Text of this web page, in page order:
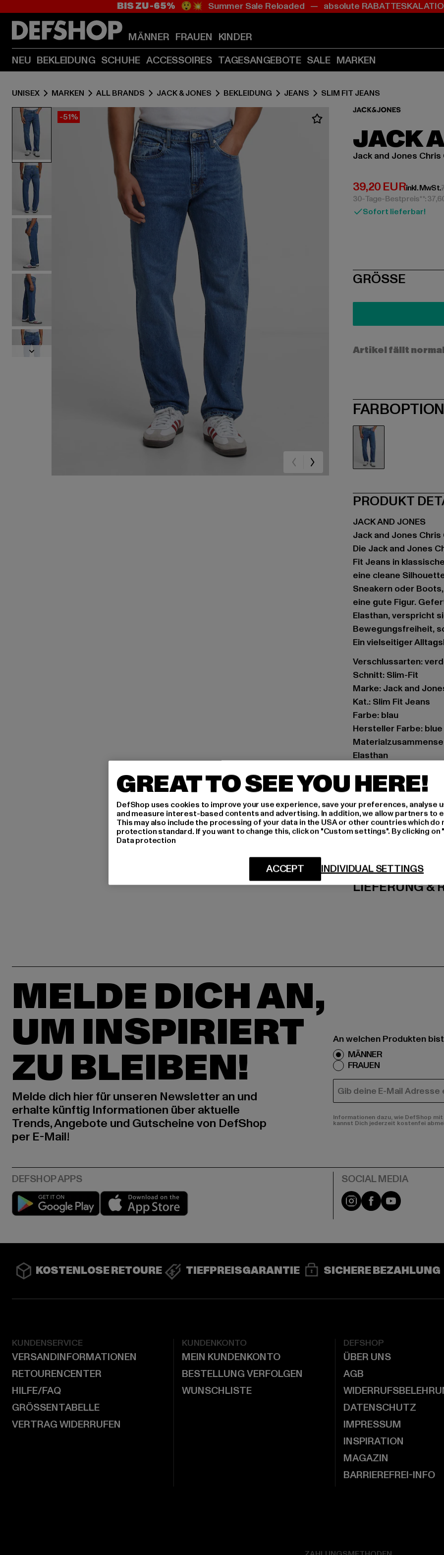
Zum
(Enter
drücken)
Zum
(Enter
drücken)
BIS ZU -65% 😲💥 Summer Sale Reloaded — absolute
MÄNNER FRAUEN KINDER
NEU BEKLEIDUNG SCHUHE ACCESSOIRES TAGESANGEBOTE SALE MARKEN
UNISEX MARKEN ALL BRANDS JACK & JONES BEKLEIDUNG JEANS SLIM FIT JEANS
-51%
JACK
Jack and Jones
39,20 EUR
Derzeitiger Preis:
inkl. MwSt.
30-Tage-Bestpreis**:
Sofort lieferbar!
SIZE
GRÖSSE
Artikel fällt
PRODUKT
JACK AND JONES
Jack and Jones
Die Jack and Jones
Fit Jeans in
eine cleane
Sneakern oder
eine gute Figur.
Elasthan, verspricht
Bewegungsfreiheit,
Ein vielseitiger
Verschlussarten:
Schnitt: Slim-Fit
Marke: Jack and
Kat.: Slim Fit Jeans
Farbe: blau
Hersteller Farbe:
Elasthan
Hersteller: Bestseller
Schöneberger Straße
LIEFERUNG &
MELDE DICH AN,
UM INSPIRIERT
ZU BLEIBEN!
Melde dich hier für unseren Newsletter an und
erhalte künftig Informationen über aktuelle
Trends, Angebote und Gutscheine von DefShop
per E-Mail!
An welchen Produkten
MÄNNER
FRAUEN
E-MAIL
Informationen dazu, wie DefShop
kannst Dich jederzeit kostenfei
Play market Instagram
FacebookYouTube
KOSTENLOSE RETOURE TIEFPREISGARANTIE SICHERE BEZAHLUNG
KUNDENSERVICE
VERSANDINFORMATIONEN
RETOURENCENTER
HILFE/FAQ
GRÖSSENTABELLE
VERTRAG WIDERRUFEN
KUNDENKONTO
MEIN KUNDENKONTO
BESTELLUNG VERFOLGEN
WUNSCHLISTE
DEFSHOP
ÜBER UNS
AGB
DATENSCHUTZ
IMPRESSUM
INSPIRATION
MAGAZIN
BARRIEREFREI-INFO
GREAT TO SEE YOU HERE!
DefShop uses cookies to improve your use experience, save your preferences, analyse
and measure interest-based contents and advertising. In addition, we allow partners to
This may also include the processing of your data in the USA or other countries which do
protection standard. If you want to change this, click on "Custom settings". By clicking
Data protection
INDIVIDUAL SETTINGS
ACCEPT